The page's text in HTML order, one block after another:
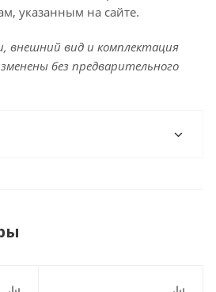
указанным на сайте.
внешний вид и комплектация
без предварительного